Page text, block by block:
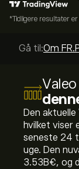
*Tidligere resultater
Gå til:Om
Den
hvilket viser
seneste 24
uge. Den
3.53B‎€‎, og